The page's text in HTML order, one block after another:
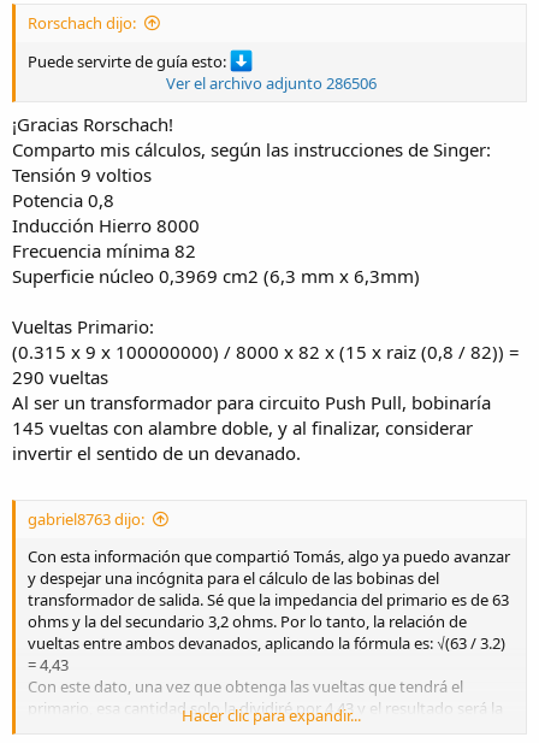
Rorschach dijo:
Puede servirte de guía esto:
Ver el archivo adjunto 286506
¡Gracias Rorschach!
Comparto mis cálculos, según las instrucciones de Singer:
Tensión 9 voltios
Potencia 0,8
Inducción Hierro 8000
Frecuencia mínima 82
Superficie núcleo 0,3969 cm2 (6,3 mm x 6,3mm)
Vueltas Primario:
(0.315 x 9 x 100000000) / 8000 x 82 x (15 x raiz (0,8 / 82)) =
290 vueltas
Al ser un transformador para circuito Push Pull, bobinaría
145 vueltas con alambre doble, y al finalizar, considerar
invertir el sentido de un devanado.
gabriel8763 dijo:
Con esta información que compartió Tomás, algo ya puedo avanzar
y despejar una incógnita para el cálculo de las bobinas del
transformador de salida. Sé que la impedancia del primario es de 63
ohms y la del secundario 3,2 ohms. Por lo tanto, la relación de
vueltas entre ambos devanados, aplicando la fórmula es: √(63 / 3.2)
= 4,43
Con este dato, una vez que obtenga las vueltas que tendrá el
primario, esa cantidad solo la dividiré por 4,43 y el resultado será la
cantidad de vueltas que deberé bobinar en el secundario.
Hacer clic para expandir...